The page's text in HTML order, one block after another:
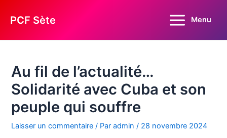
PCF Sète
Main
Menu
Au fil de l’actualité…
Solidarité avec Cuba et son
peuple qui souffre
Laisser un commentaire / Paradmin/ 28 novembre 2024